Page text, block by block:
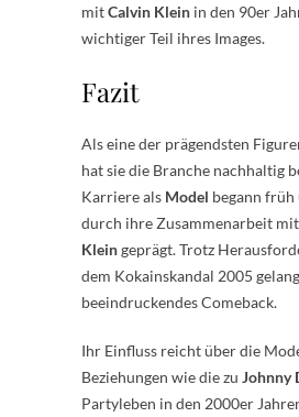
mitCalvin Klein in den 90er
wichtiger Teil ihres Images.
Fazit
Als eine der prägendsten
hat sie die Branche nachhaltig
Karriere als Model begann
durch ihre Zusammenarbeit mit
Kleingeprägt. Trotz
dem Kokainskandal 2005
beeindruckendes Comeback.
Ihr Einfluss reicht über die
Beziehungen wie die zu Johnny
Partyleben in den 2000er